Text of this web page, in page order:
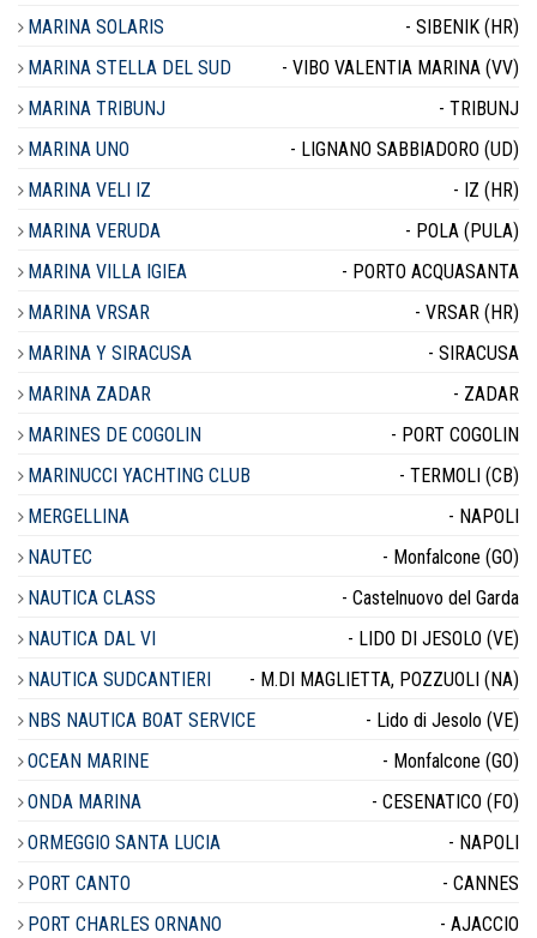
MARINA SOLARIS
- SIBENIK (HR)
MARINA STELLA DEL SUD
- VIBO VALENTIA MARINA (VV)
MARINA TRIBUNJ
- TRIBUNJ
MARINA UNO
- LIGNANO SABBIADORO (UD)
MARINA VELI IZ
- IZ (HR)
MARINA VERUDA
- POLA (PULA)
MARINA VILLA IGIEA
- PORTO ACQUASANTA
MARINA VRSAR
- VRSAR (HR)
MARINA Y SIRACUSA
- SIRACUSA
MARINA ZADAR
- ZADAR
MARINES DE COGOLIN
- PORT COGOLIN
MARINUCCI YACHTING CLUB
- TERMOLI (CB)
MERGELLINA
- NAPOLI
NAUTEC
- Monfalcone (GO)
NAUTICA CLASS
- Castelnuovo del Garda
NAUTICA DAL VI
- LIDO DI JESOLO (VE)
NAUTICA SUDCANTIERI
- M.DI MAGLIETTA, POZZUOLI (NA)
NBS NAUTICA BOAT SERVICE
- Lido di Jesolo (VE)
OCEAN MARINE
- Monfalcone (GO)
ONDA MARINA
- CESENATICO (FO)
ORMEGGIO SANTA LUCIA
- NAPOLI
PORT CANTO
- CANNES
PORT CHARLES ORNANO
- AJACCIO